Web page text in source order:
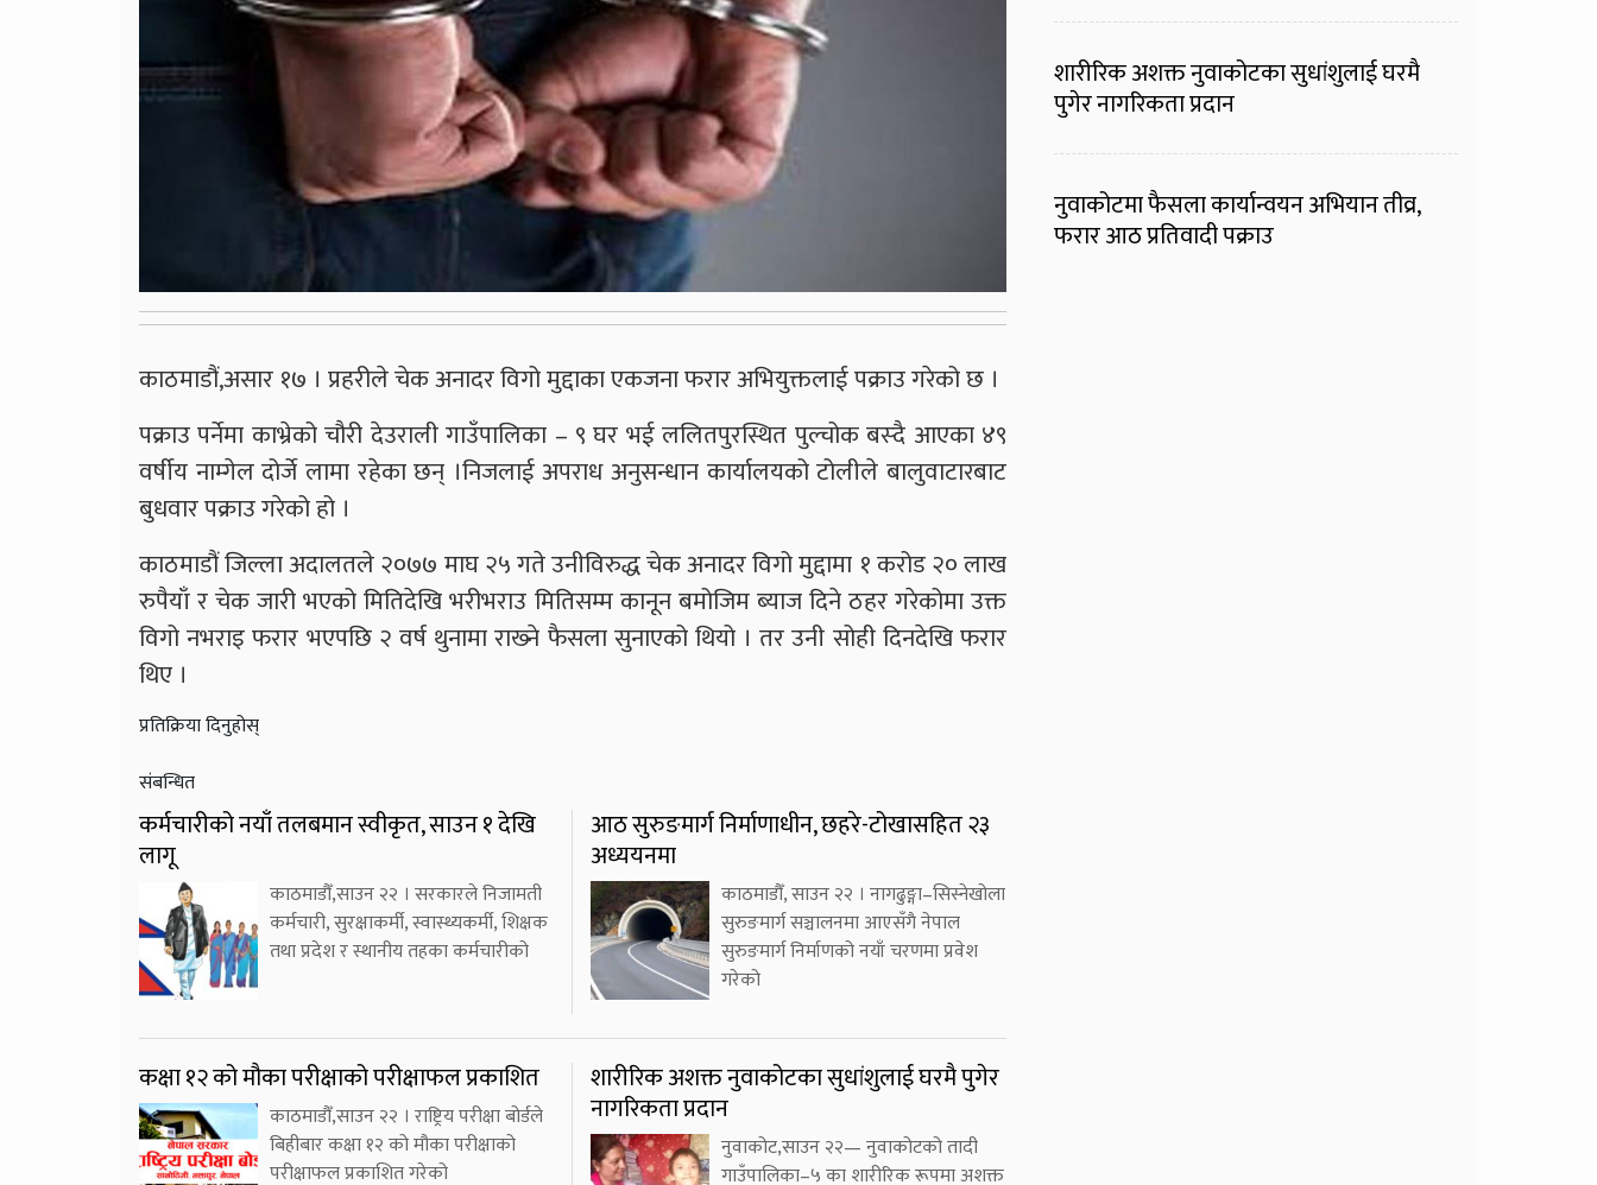
काठमाडौं,असार १७ । प्रहरीले चेक अनादर विगो मुद्दाका एकजना फरार अभियुक्तलाई पक्राउ गरेको छ ।
पक्राउ पर्नेमा काभ्रेको चौरी देउराली गाउँपालिका – ९ घर भई ललितपुरस्थित पुल्चोक बस्‍दै आएका ४९
वर्षीय नाम्गेल दोर्जे लामा रहेका छन् ।निजलाई अपराध अनुसन्धान कार्यालयको टोलीले बालुवाटारबाट
बुधवार पक्राउ गरेको हो ।
काठमाडौं जिल्ला अदालतले २०७७ माघ २५ गते उनीविरुद्ध चेक अनादर विगो मुद्दामा १ करोड २० लाख
रुपैयाँ र चेक जारी भएको मितिदेखि भरीभराउ मितिसम्‍म कानून बमोजिम ब्‍याज दिने ठहर गरेकोमा उक्त
विगो नभराइ फरार भएपछि २ वर्ष थुनामा राख्‍ने फैसला सुनाएको थियो । तर उनी सोही दिनदेखि फरार
थिए ।
प्रतिक्रिया दिनुहोस्
संबन्धित
कर्मचारीको नयाँ तलबमान स्वीकृत, साउन १ देखि
लागू
काठमाडौँ,साउन २२ । सरकारले निजामती
कर्मचारी, सुरक्षाकर्मी, स्वास्थ्यकर्मी, शिक्षक
तथा प्रदेश र स्थानीय तहका कर्मचारीको
आठ सुरुङमार्ग निर्माणाधीन, छहरे-टोखासहित २३
अध्ययनमा
काठमाडौँ, साउन २२ । नागढुङ्गा–सिस्नेखोला
सुरुङमार्ग सञ्चालनमा आएसँगै नेपाल
सुरुङमार्ग निर्माणको नयाँ चरणमा प्रवेश
गरेको
कक्षा १२ को मौका परीक्षाको परीक्षाफल प्रकाशित
काठमाडौँ,साउन २२ । राष्ट्रिय परीक्षा बोर्डले
बिहीबार कक्षा १२ को मौका परीक्षाको
परीक्षाफल प्रकाशित गरेको
शारीरिक अशक्त नुवाकोटका सुधांशुलाई घरमै पुगेर
नागरिकता प्रदान
नुवाकोट,साउन २२— नुवाकोटको तादी
गाउँपालिका–५ का शारीरिक रूपमा अशक्त
शारीरिक अशक्त नुवाकोटका सुधांशुलाई घरमै
पुगेर नागरिकता प्रदान
नुवाकोटमा फैसला कार्यान्वयन अभियान तीव्र,
फरार आठ प्रतिवादी पक्राउ